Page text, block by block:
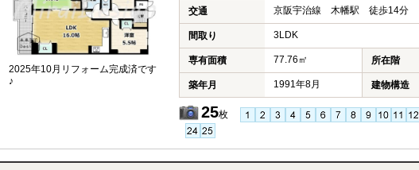
2025年10月リフォーム完成済です
♪
交通 京阪宇治線 木幡駅 徒歩14分
間取り 3LDK
専有面積 77.76㎡ 所在階
築年月 1991年8月 建物構造
25枚